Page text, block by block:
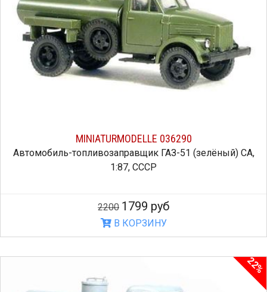
MINIATURMODELLE 036290
Автомобиль-топливозаправщик ГАЗ-51 (зелёный) СА,
1:87, СССР
2200 1799 руб
В КОРЗИНУ
22%